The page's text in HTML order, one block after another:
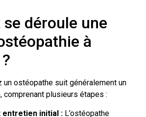
déroule une
à
un ostéopathe suit généralement un
comprenant plusieurs étapes :
entretien initial : L’ostéopathe